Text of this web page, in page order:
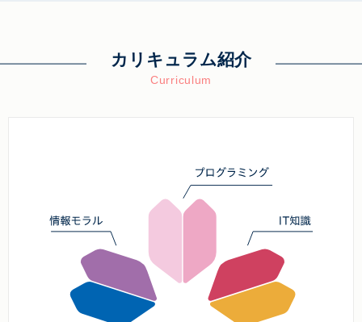
カリキュラム紹介
Curriculum